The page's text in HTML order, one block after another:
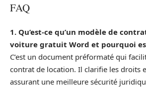
FAQ
1. Qu’est-ce qu’un modèle de
voiture gratuit Word et pourquoi
C’est un document préformaté qui
contrat de location. Il clarifie les droits
assurant une meilleure sécurité